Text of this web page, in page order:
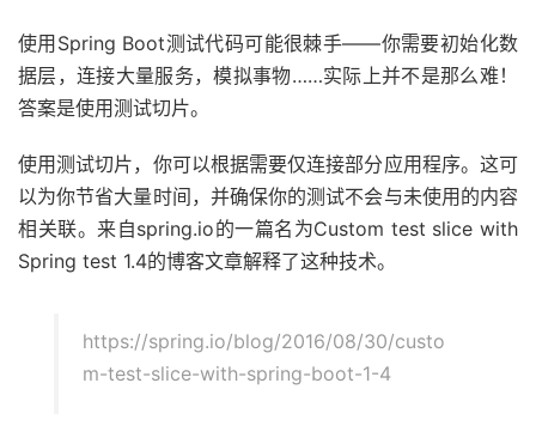
使用Spring Boot测试代码可能很棘手——你需要初始化数
据层，连接大量服务，模拟事物……实际上并不是那么难！
答案是使用测试切片。
使用测试切片，你可以根据需要仅连接部分应用程序。这可
以为你节省大量时间，并确保你的测试不会与未使用的内容
相关联。来自spring.io的一篇名为Custom test slice with
Spring test 1.4的博客文章解释了这种技术。
https://spring.io/blog/2016/08/30/custo
m-test-slice-with-spring-boot-1-4